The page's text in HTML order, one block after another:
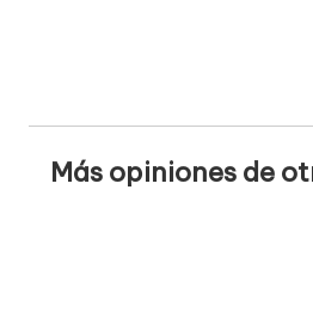
Más opiniones de